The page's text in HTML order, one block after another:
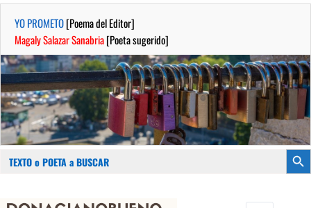
YO PROMETO[Poema del Editor]
Magaly Salazar Sanabria[Poeta sugerido]